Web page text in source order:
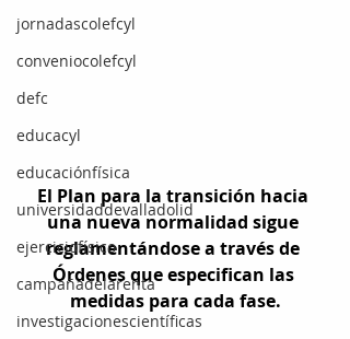
jornadascolefcyl
conveniocolefcyl
defc
educacyl
educaciónfísica
universidaddevalladolid
ejerciciofísico
campañadelarenta
investigacionescientíficas
El Plan para la transición hacia
una nueva normalidad sigue
reglamentándose a través de
Órdenes que especifican las
medidas para cada fase.